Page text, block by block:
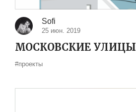
Sofi
25 июн. 2019
МОСКОВСКИЕ УЛИЦЫ
#проекты